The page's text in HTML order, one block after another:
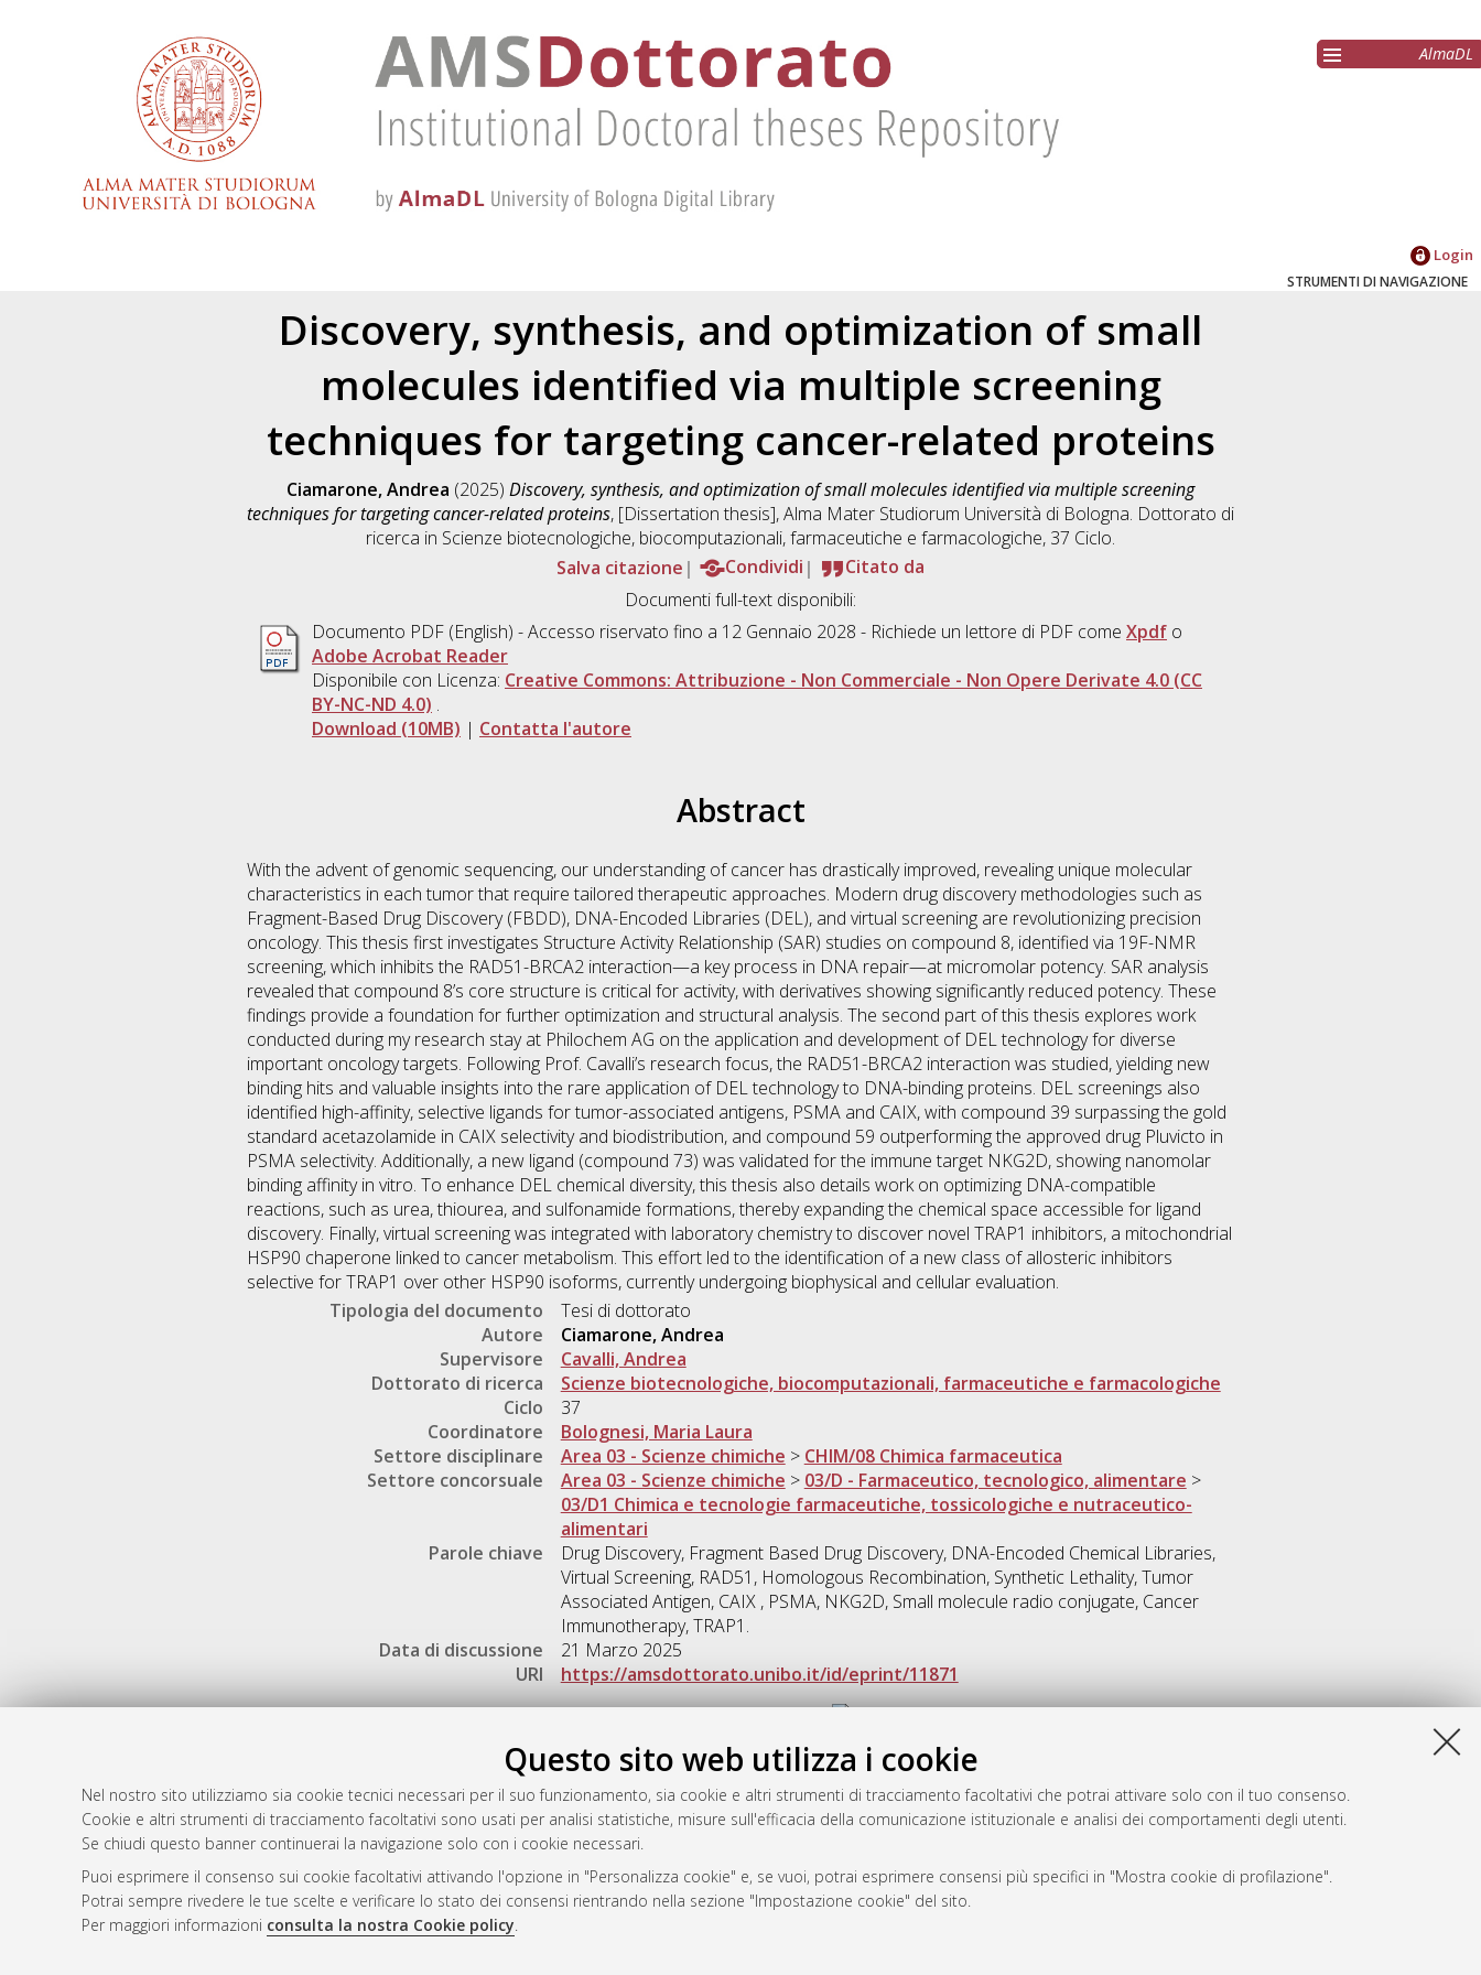
Questo sito web utilizza i cookie
Nel nostro sito utilizziamo sia cookie tecnici necessari per il suo funzionamento, sia cookie e altri strumenti di tracciamento facoltativi che potrai attivare solo con il tuo consenso.
Cookie e altri strumenti di tracciamento facoltativi sono usati per analisi statistiche, misure sull'efficacia della comunicazione istituzionale e analisi dei comportamenti degli utenti.
Se chiudi questo banner continuerai la navigazione solo con i cookie necessari.
Puoi esprimere il consenso sui cookie facoltativi attivando l'opzione in "Personalizza cookie" e, se vuoi, potrai esprimere consensi più specifici in "Mostra cookie di profilazione".
Potrai sempre rivedere le tue scelte e verificare lo stato dei consensi rientrando nella sezione "Impostazione cookie" del sito.
Per maggiori informazioni consulta la nostra Cookie policy.
AlmaDL
Login
STRUMENTI DI NAVIGAZIONE
Discovery, synthesis, and optimization of small
molecules identified via multiple screening
techniques for targeting cancer-related proteins
Ciamarone, Andrea (2025) Discovery, synthesis, and optimization of small molecules identified via multiple screening
techniques for targeting cancer-related proteins, [Dissertation thesis], Alma Mater Studiorum Università di Bologna. Dottorato di
ricerca in Scienze biotecnologiche, biocomputazionali, farmaceutiche e farmacologiche, 37 Ciclo.
Salva citazione
Condividi
Citato da
Documenti full-text disponibili:
Documento PDF (English) - Accesso riservato fino a 12 Gennaio 2028 - Richiede un lettore di PDF come Xpdf o
Adobe Acrobat Reader
Disponibile con Licenza: Creative Commons: Attribuzione - Non Commerciale - Non Opere Derivate 4.0 (CC
BY-NC-ND 4.0) .
Download (10MB) | Contatta l'autore
Abstract
With the advent of genomic sequencing, our understanding of cancer has drastically improved, revealing unique molecular
characteristics in each tumor that require tailored therapeutic approaches. Modern drug discovery methodologies such as
Fragment-Based Drug Discovery (FBDD), DNA-Encoded Libraries (DEL), and virtual screening are revolutionizing precision
oncology. This thesis first investigates Structure Activity Relationship (SAR) studies on compound 8, identified via 19F-NMR
screening, which inhibits the RAD51-BRCA2 interaction—a key process in DNA repair—at micromolar potency. SAR analysis
revealed that compound 8’s core structure is critical for activity, with derivatives showing significantly reduced potency. These
findings provide a foundation for further optimization and structural analysis. The second part of this thesis explores work
conducted during my research stay at Philochem AG on the application and development of DEL technology for diverse
important oncology targets. Following Prof. Cavalli’s research focus, the RAD51-BRCA2 interaction was studied, yielding new
binding hits and valuable insights into the rare application of DEL technology to DNA-binding proteins. DEL screenings also
identified high-affinity, selective ligands for tumor-associated antigens, PSMA and CAIX, with compound 39 surpassing the gold
standard acetazolamide in CAIX selectivity and biodistribution, and compound 59 outperforming the approved drug Pluvicto in
PSMA selectivity. Additionally, a new ligand (compound 73) was validated for the immune target NKG2D, showing nanomolar
binding affinity in vitro. To enhance DEL chemical diversity, this thesis also details work on optimizing DNA-compatible
reactions, such as urea, thiourea, and sulfonamide formations, thereby expanding the chemical space accessible for ligand
discovery. Finally, virtual screening was integrated with laboratory chemistry to discover novel TRAP1 inhibitors, a mitochondrial
HSP90 chaperone linked to cancer metabolism. This effort led to the identification of a new class of allosteric inhibitors
selective for TRAP1 over other HSP90 isoforms, currently undergoing biophysical and cellular evaluation.
Tipologia del documento
Tesi di dottorato
Autore
Ciamarone, Andrea
Supervisore
Cavalli, Andrea
Dottorato di ricerca
Scienze biotecnologiche, biocomputazionali, farmaceutiche e farmacologiche
Ciclo
37
Coordinatore
Bolognesi, Maria Laura
Settore disciplinare
Area 03 - Scienze chimiche > CHIM/08 Chimica farmaceutica
Settore concorsuale
Area 03 - Scienze chimiche > 03/D - Farmaceutico, tecnologico, alimentare >
03/D1 Chimica e tecnologie farmaceutiche, tossicologiche e nutraceutico-
alimentari
Parole chiave
Drug Discovery, Fragment Based Drug Discovery, DNA-Encoded Chemical Libraries,
Virtual Screening, RAD51, Homologous Recombination, Synthetic Lethality, Tumor
Associated Antigen, CAIX , PSMA, NKG2D, Small molecule radio conjugate, Cancer
Immunotherapy, TRAP1.
Data di discussione
21 Marzo 2025
URI
https://amsdottorato.unibo.it/id/eprint/11871
Atom
Rss 1.0
Rss 2.0
AMS Dottorato
ISSN: 2038-7946
Servizio implementato e gestito da
Impostazioni Cookie
Informativa sulla privacy
Condizioni d’uso del sito